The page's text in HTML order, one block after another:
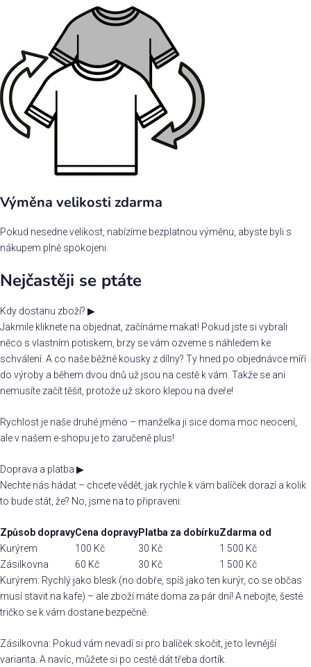
Výměna velikosti zdarma
Pokud nesedne velikost, nabízíme bezplatnou výměnu, abyste byli s
nákupem plně spokojeni.
Nejčastěji se ptáte
Kdy dostanu zboží? ▶
Jakmile kliknete na objednat, začínáme makat! Pokud jste si vybrali
něco s vlastním potiskem, brzy se vám ozveme s náhledem ke
schválení. A co naše běžné kousky z dílny? Ty hned po objednávce míří
do výroby a během dvou dnů už jsou na cestě k vám. Takže se ani
nemusíte začít těšit, protože už skoro klepou na dveře!
Rychlost je naše druhé jméno – manželka ji sice doma moc neocení,
ale v našem e-shopu je to zaručeně plus!
Doprava a platba ▶
Nechte nás hádat – chcete vědět, jak rychle k vám balíček dorazí a kolik
to bude stát, že? No, jsme na to připraveni:
Způsob dopravyCena dopravyPlatba za dobírkuZdarma od
Kurýrem
100 Kč 30 Kč
1 500 Kč
Zásilkovna
60 Kč 30 Kč
1 500 Kč
Kurýrem: Rychlý jako blesk (no dobře, spíš jako ten kurýr, co se občas
musí stavit na kafe) – ale zboží máte doma za pár dní! A nebojte, šesté
tričko se k vám dostane bezpečně.
Zásilkovna: Pokud vám nevadí si pro balíček skočit, je to levnější
varianta. A navíc, můžete si po cestě dát třeba dortík.